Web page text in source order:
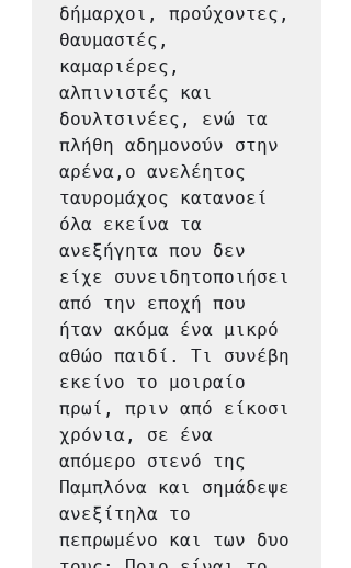
δήμαρχοι, προύχοντες,
θαυμαστές,
καμαριέρες,
αλπινιστές και
δουλτσινέες, ενώ τα
πλήθη αδημονούν στην
αρένα,ο ανελέητος
ταυρομάχος κατανοεί
όλα εκείνα τα
ανεξήγητα που δεν
είχε συνειδητοποιήσει
από την εποχή που
ήταν ακόμα ένα μικρό
αθώο παιδί. Τι συνέβη
εκείνο το μοιραίο
πρωί, πριν από είκοσι
χρόνια, σε ένα
απόμερο στενό της
Παμπλόνα και σημάδεψε
ανεξίτηλα το
πεπρωμένο και των δυο